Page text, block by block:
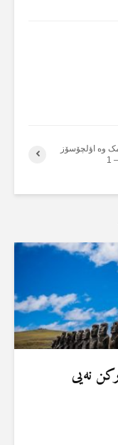
وە اؤلچۆسۆز
نەیی